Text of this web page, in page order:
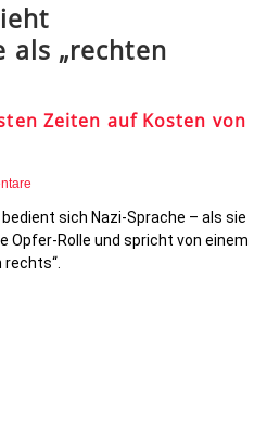
als „rechten
Zeiten auf Kosten von
sich Nazi-Sprache – als sie
Opfer-Rolle und spricht von einem